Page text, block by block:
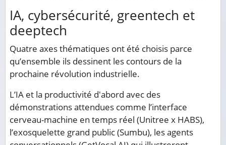
IA, cybersécurité, greentech et
deeptech
Quatre axes thématiques ont été choisis parce
qu’ensemble ils dessinent les contours de la
prochaine révolution industrielle.
L’IA et la productivité d'abord avec des
démonstrations attendues comme l’interface
cerveau-machine en temps réel (Unitree x HABS),
l’exosquelette grand public (Sumbu), les agents